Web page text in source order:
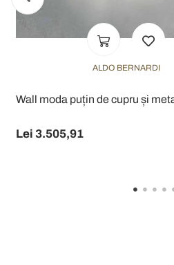
ALDO BERNARDI
Wall moda puțin de cupru și
Lei 3.505,91